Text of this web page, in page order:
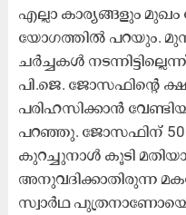
എല്ലാ കാര്യങ്ങളും
യോഗത്തിൽ പറയും.
ചർച്ചകൾ
പി.ജെ. ജോസഫിന്റെ
പരിഹസിക്കാൻ
പറഞ്ഞു. ജോസഫിന് 50
കുറച്ചുനാൾ കൂടി
അനുവദിക്കാതിരുന്ന
സ്വാർഥ